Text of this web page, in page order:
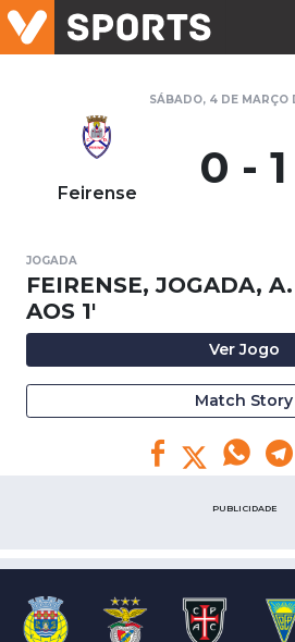
SÁBADO, 4 DE MARÇO
Feirense 0 - 1
JOGADA
FEIRENSE, JOGADA,
AOS 1'
Ver Jogo
Match Story
PUBLICIDADE